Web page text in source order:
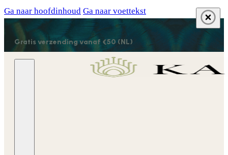
Ga naar hoofdinhoud Ga naar voettekst
Gratis verzending vanaf €50 (NL)